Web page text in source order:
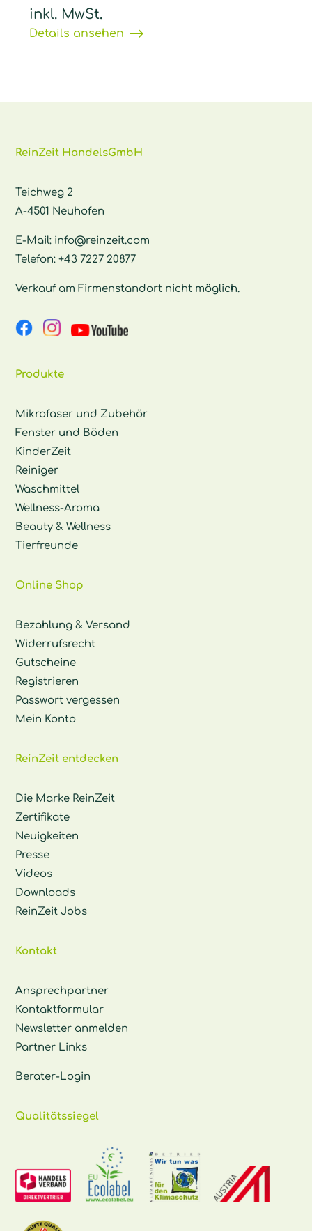
inkl. MwSt.
Details ansehen
ReinZeit HandelsGmbH
Teichweg 2
A-4501 Neuhofen
E-Mail: info@reinzeit.com
Telefon:+43 7227 20877
Verkauf am Firmenstandort nicht möglich.
Produkte
Mikrofaser und Zubehör
Fenster und Böden
KinderZeit
Reiniger
Waschmittel
Wellness-Aroma
Beauty & Wellness
Tierfreunde
Online Shop
Bezahlung & Versand
Widerrufsrecht
Gutscheine
Registrieren
Passwort vergessen
Mein Konto
ReinZeit entdecken
Die Marke ReinZeit
Zertifikate
Neuigkeiten
Presse
Videos
Downloads
ReinZeit Jobs
Kontakt
Ansprechpartner
Kontaktformular
Newsletter anmelden
Partner Links
Berater-Login
Qualitätssiegel